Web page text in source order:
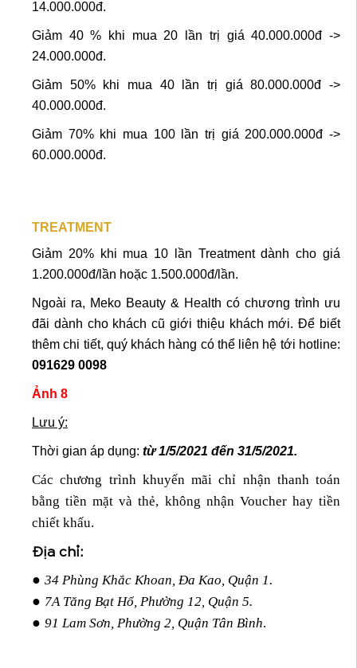
14.000.000đ.
Giảm 40 % khi mua 20 lần trị giá 40.000.000đ ->
24.000.000đ.
Giảm 50% khi mua 40 lần trị giá 80.000.000đ ->
40.000.000đ.
Giảm 70% khi mua 100 lần trị giá 200.000.000đ ->
60.000.000đ.
TREATMENT
Giảm 20% khi mua 10 lần Treatment dành cho giá
1.200.000đ/lần hoặc 1.500.000đ/lần.
Ngoài ra, Meko Beauty & Health có chương trình ưu
đãi dành cho khách cũ giới thiệu khách mới. Để biết
thêm chi tiết, quý khách hàng có thể liên hệ tới hotline:
091629 0098
Ảnh 8
Lưu ý:
Thời gian áp dụng: từ 1/5/2021 đến 31/5/2021.
Các chương trình khuyến mãi chỉ nhận thanh toán
bằng tiền mặt và thẻ, không nhận Voucher hay tiền
chiết khấu.
Địa chỉ:
● 34 Phùng Khắc Khoan, Đa Kao, Quận 1.
● 7A Tăng Bạt Hổ, Phường 12, Quận 5.
● 91 Lam Sơn, Phường 2, Quận Tân Bình.